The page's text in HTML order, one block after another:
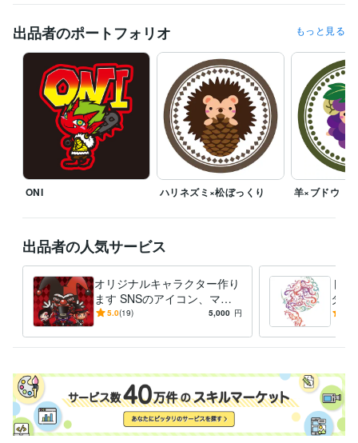
出品者のポートフォリオ もっと見る
ONI ハリネズミ×松ぼっくり 羊×ブドウ
出品者の人気サービス
オリジナルキャラクター作り
ます SNSのアイコン、マス
コット、ゲーム用のキャラク
5.0(19) 5,000 円
ト
タト
エン